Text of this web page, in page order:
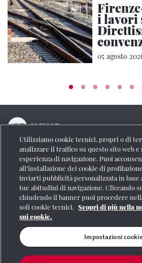
i lavori
05 agosto
La testata online del Gruppo FS
Social
Se vuoi contattarci o avere altre informazioni
CONTATTI
Utilizziamo cookie tecnici, propri o di
analizzare il traffico su questo sito web
esperienza di navigazione. Puoi
all’installazione dei cookie di
inviarti pubblicità personalizzata in base
tue abitudini di navigazione. Cliccando
chiudendo il banner puoi procedere
soli cookie tecnici. Scopri di più nella
sui cookie.
Impostazioni cookie